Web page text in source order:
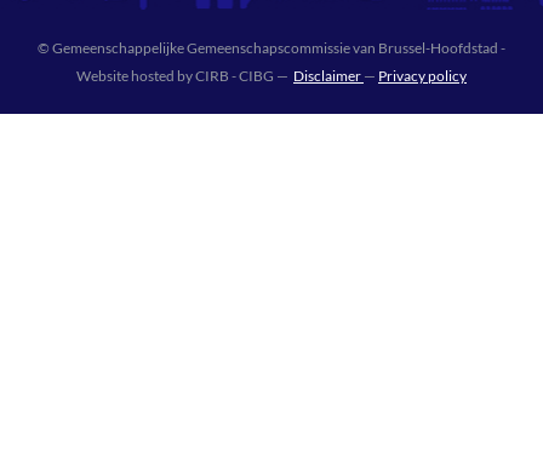
© Gemeenschappelijke Gemeenschapscommissie van Brussel-Hoofdstad -
Website hosted by CIRB - CIBG — Disclaimer — Privacy policy